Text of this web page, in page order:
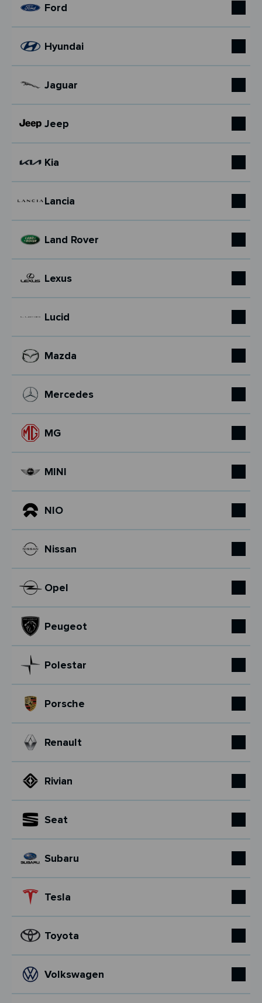
Ford
Hyundai
Jaguar
Jeep
Kia
Lancia
Land Rover
Lexus
Lucid
Mazda
Mercedes
MG
MINI
NIO
Nissan
Opel
Peugeot
Polestar
Porsche
Renault
Rivian
Seat
Subaru
Tesla
Toyota
Volkswagen